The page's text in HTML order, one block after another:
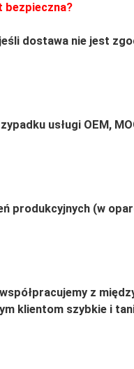
bezpieczna?
dostawa nie jest
usługi OEM,
produkcyjnych (w
z
klientom szybkie i